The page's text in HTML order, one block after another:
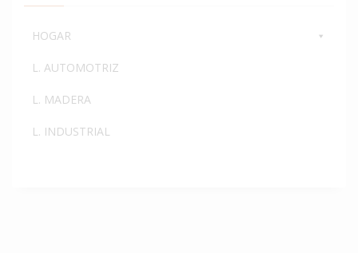
HOGAR
L. AUTOMOTRIZ
L. MADERA
L. INDUSTRIAL